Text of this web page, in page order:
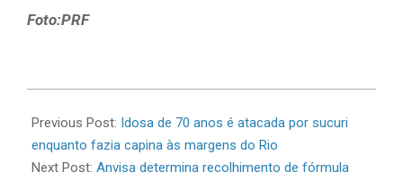
Foto:PRF
06-
09
Previous Post: Idosa de 70 anos é atacada por sucuri
enquanto fazia capina às margens do Rio
Next Post: Anvisa determina recolhimento de fórmula